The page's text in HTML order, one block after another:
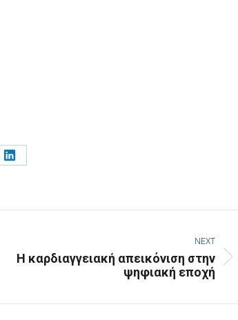
Share
NEXT
Η καρδιαγγειακή απεικόνιση στην
ψηφιακή εποχή